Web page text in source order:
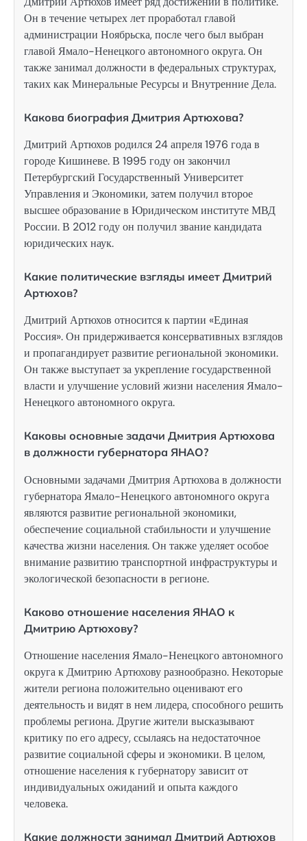
Он в течение четырех лет проработал главой
администрации Ноябрьска, после чего был выбран
главой Ямало-Ненецкого автономного округа. Он
также занимал должности в федеральных структурах,
таких как Минеральные Ресурсы и Внутренние Дела.
Какова биография Дмитрия Артюхова?
Дмитрий Артюхов родился 24 апреля 1976 года в
городе Кишиневе. В 1995 году он закончил
Петербургский Государственный Университет
Управления и Экономики, затем получил второе
высшее образование в Юридическом институте МВД
России. В 2012 году он получил звание кандидата
юридических наук.
Какие политические взгляды имеет Дмитрий
Артюхов?
Дмитрий Артюхов относится к партии «Единая
Россия». Он придерживается консервативных взглядов
и пропагандирует развитие региональной экономики.
Он также выступает за укрепление государственной
власти и улучшение условий жизни населения Ямало-
Ненецкого автономного округа.
Каковы основные задачи Дмитрия Артюхова
в должности губернатора ЯНАО?
Основными задачами Дмитрия Артюхова в должности
губернатора Ямало-Ненецкого автономного округа
являются развитие региональной экономики,
обеспечение социальной стабильности и улучшение
качества жизни населения. Он также уделяет особое
внимание развитию транспортной инфраструктуры и
экологической безопасности в регионе.
Каково отношение населения ЯНАО к
Дмитрию Артюхову?
Отношение населения Ямало-Ненецкого автономного
округа к Дмитрию Артюхову разнообразно. Некоторые
жители региона положительно оценивают его
деятельность и видят в нем лидера, способного решить
проблемы региона. Другие жители высказывают
критику по его адресу, ссылаясь на недостаточное
развитие социальной сферы и экономики. В целом,
отношение населения к губернатору зависит от
индивидуальных ожиданий и опыта каждого
человека.
Какие должности занимал Дмитрий Артюхов